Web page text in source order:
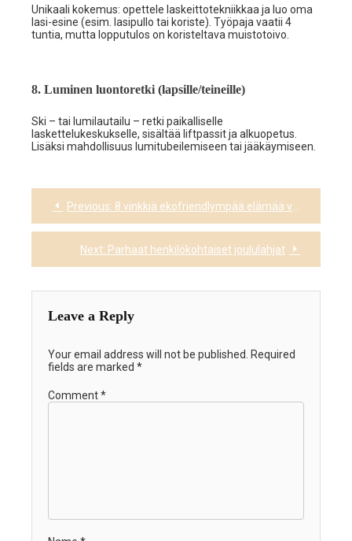
Unikaali kokemus: opettele laskeittotekniikkaa ja luo oma
lasi-esine (esim. lasipullo tai koriste). Työpaja vaatii 4
tuntia, mutta lopputulos on koristeltava muistotoivo.
8. Luminen luontoretki (lapsille/teineille)
Ski – tai lumilautailu – retki paikalliselle
laskettelukeskukselle, sisältää liftpassit ja alkuopetus.
Lisäksi mahdollisuus lumitubeilemiseen tai jääkäymiseen.
Post
navigation
Previous: 8 vinkkiä ekofriendlympää elämää varten
Next: Parhaat henkilökohtaiset joululahjat
Leave a Reply
Your email address will not be published. Required
fields are marked *
Comment*